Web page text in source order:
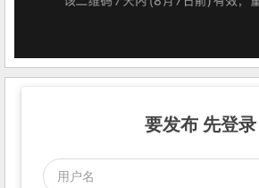
要发布 先登录